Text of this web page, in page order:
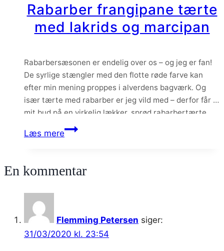
og
brownie
Rabarber frangipane tærte
med lakrids og marcipan
Rabarbersæsonen er endelig over os – og jeg er fan!
De syrlige stængler med den flotte røde farve kan
efter min mening proppes i alverdens bagværk. Og
især tærte med rabarber er jeg vild med – derfor får i
mit bud på en virkelig lækker, sprød rabarbertærte
med lækkert mandel-marcipan fyld og lakrids. Hvis
du…
Læs mereRabarber
med
En kommentar
Flemming Petersen siger:
31/03/2020 kl. 23:54